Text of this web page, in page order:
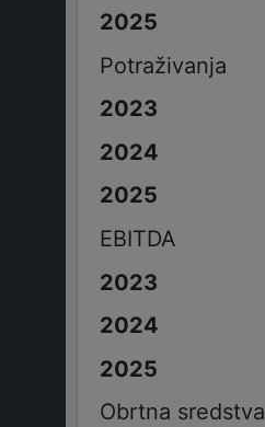
Potraživanja
EBITDA
Obrtna sredstva